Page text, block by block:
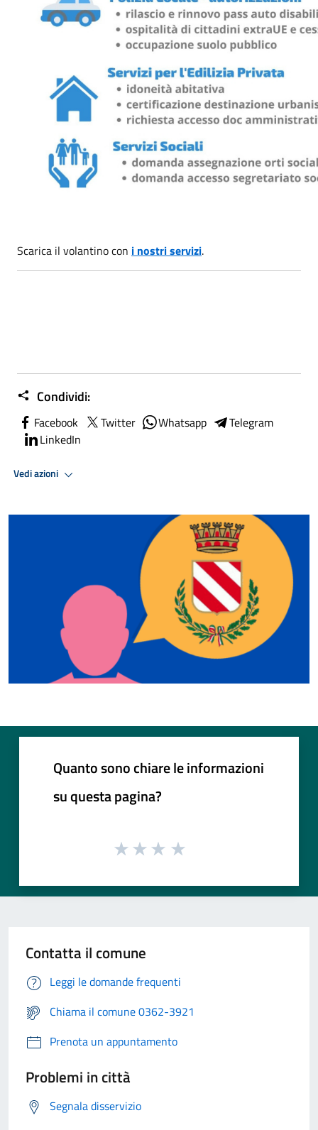
Scarica il volantino con i nostri servizi.
Condividi:
Facebook Twitter Whatsapp
Telegram
LinkedIn
Vedi azioni
Quanto sono chiare le informazioni
su questa pagina?
Contatta il comune
Leggi le domande frequenti
Chiama il comune 0362-3921
Prenota un appuntamento
Problemi in città
Segnala disservizio